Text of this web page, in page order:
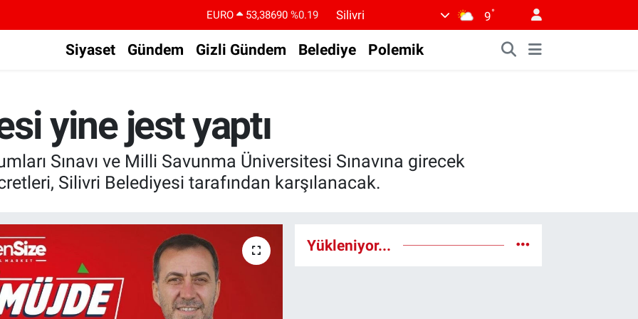
EURO 53,38690 %0.19
STERLİN
61,60380
%0.18
BITCOIN
79.591,74
DOLAR
45,43620
Silivri 9°
Siyaset Gündem Gizli Gündem Belediye Polemik
yine jest yaptı
Sınavı ve Milli Savunma Üniversitesi Sınavına girecek
Silivri Belediyesi tarafından karşılanacak.
Yükleniyor...